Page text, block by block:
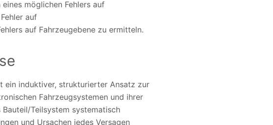
möglichen Fehlers auf
auf
auf Fahrzeugebene zu ermitteln.
ein induktiver, strukturierter Ansatz zur
Fahrzeugsystemen und ihrer
Teilsystem systematisch
und Ursachen jedes Versagen